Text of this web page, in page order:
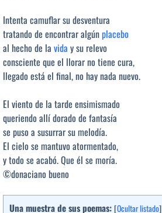
Intenta camuflar su desventura
tratando de encontrar algúnplacebo
al hecho de la vida y su relevo
consciente que el llorar no tiene cura,
llegado está el final, no hay nada nuevo.
El viento de la tarde ensimismado
queriendo allí dorado de fantasía
se puso a susurrar su melodía.
El cielo se mantuvo atormentado,
y todo se acabó. Que él se moría.
©donaciano bueno
Una muestra de sus poemas: [Ocultar listado]